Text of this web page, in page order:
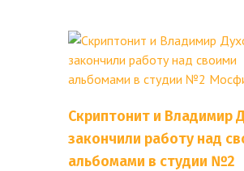
Скриптонит и Владимир
закончили работу над
альбомами в студии №2